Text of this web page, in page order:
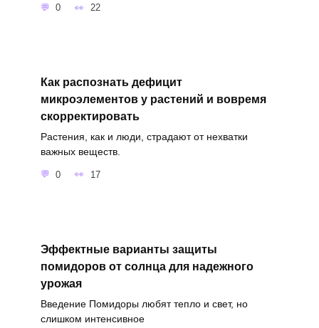
0 22
Как распознать дефицит
микроэлементов у растений и вовремя
скорректировать
Растения, как и люди, страдают от нехватки
важных веществ.
0 17
Эффектные варианты защиты
помидоров от солнца для надежного
урожая
Введение Помидоры любят тепло и свет, но
слишком интенсивное